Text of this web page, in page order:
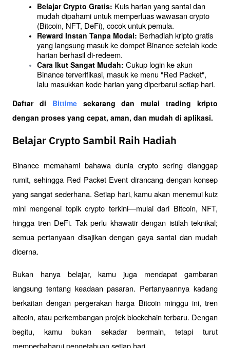
Belajar Crypto Gratis: Kuis harian yang santai dan
mudah dipahami untuk memperluas wawasan crypto
(Bitcoin, NFT, DeFi), cocok untuk pemula.
Reward Instan Tanpa Modal: Berhadiah kripto gratis
yang langsung masuk ke dompet Binance setelah kode
harian berhasil di-redeem.
Cara Ikut Sangat Mudah: Cukup login ke akun
Binance terverifikasi, masuk ke menu "Red Packet",
lalu masukkan kode harian yang diperbarui setiap hari.
Daftar di Bittime sekarang dan mulai trading kripto
dengan proses yang cepat, aman, dan mudah di aplikasi.
Belajar Crypto Sambil Raih Hadiah
Binance memahami bahawa dunia crypto sering dianggap
rumit, sehingga Red Packet Event dirancang dengan konsep
yang sangat sederhana. Setiap hari, kamu akan menemui kuiz
mini mengenai topik crypto terkini—mulai dari Bitcoin, NFT,
hingga tren DeFi. Tak perlu khawatir dengan istilah teknikal;
semua pertanyaan disajikan dengan gaya santai dan mudah
dicerna.
Bukan hanya belajar, kamu juga mendapat gambaran
langsung tentang keadaan pasaran. Pertanyaannya kadang
berkaitan dengan pergerakan harga Bitcoin minggu ini, tren
altcoin, atau perkembangan projek blockchain terbaru. Dengan
begitu, kamu bukan sekadar bermain, tetapi turut
memperbaharui pengetahuan setiap hari.